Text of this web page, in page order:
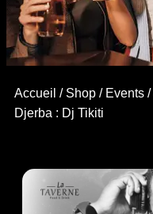
Accueil / Shop / Events /
Djerba : Dj Tikiti